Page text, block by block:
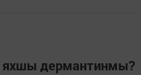
яхшы дермантинмы?